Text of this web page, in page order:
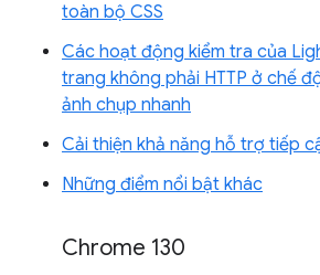
toàn bộ CSS
Các hoạt động kiểm tra của
trang không phải HTTP ở chế
ảnh chụp nhanh
Cải thiện khả năng hỗ trợ tiếp
Những điểm nổi bật khác
Chrome 130